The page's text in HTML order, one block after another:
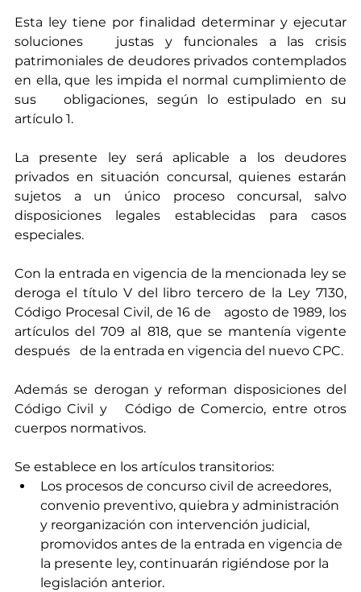
Esta ley tiene por finalidad determinar y ejecutar
soluciones   justas y funcionales a las crisis
patrimoniales de deudores privados contemplados
en ella, que les impida el normal cumplimiento de
sus   obligaciones, según lo estipulado en su
artículo 1.
La presente ley será aplicable a los deudores
privados en situación concursal, quienes estarán
sujetos a un único proceso concursal, salvo
disposiciones legales establecidas para casos
especiales.
Con la entrada en vigencia de la mencionada ley se
deroga el título V del libro tercero de la Ley 7130,
Código Procesal Civil, de 16 de   agosto de 1989, los
artículos del 709 al 818, que se mantenía vigente
después   de la entrada en vigencia del nuevo CPC.
Además se derogan y reforman disposiciones del
Código Civil y   Código de Comercio, entre otros
cuerpos normativos.
Se establece en los artículos transitorios:
Los procesos de concurso civil de acreedores,
convenio preventivo, quiebra y administración
y reorganización con intervención judicial,
promovidos antes de la entrada en vigencia de
la presente ley, continuarán rigiéndose por la
legislación anterior.